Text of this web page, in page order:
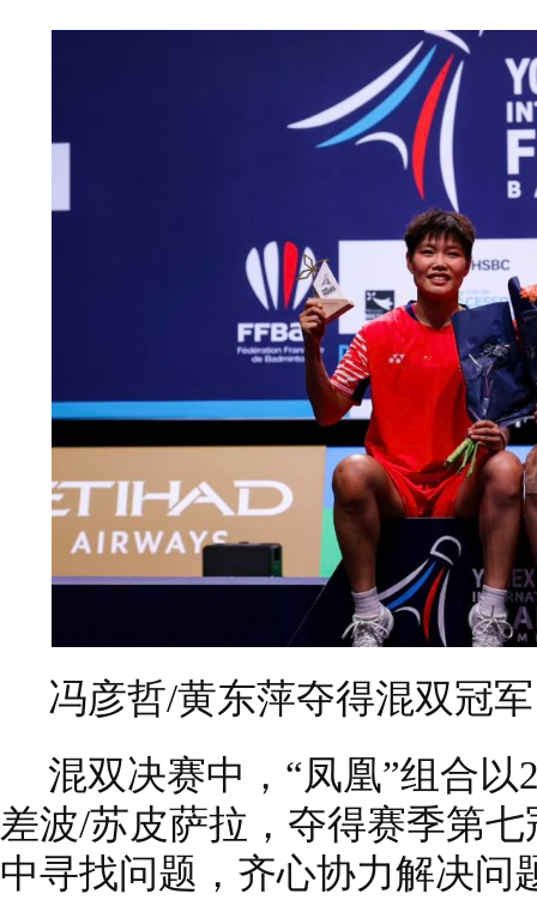
冯彦哲/黄东萍夺得混双冠
混双决赛中，“凤凰”组合以
差波/苏皮萨拉，夺得赛季第
中寻找问题，齐心协力解决问